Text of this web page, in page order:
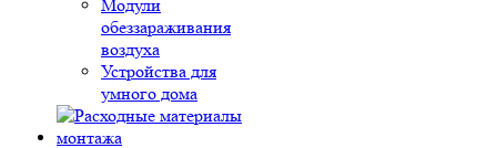
Модули
обеззараживания
воздуха
Устройства для
умного дома